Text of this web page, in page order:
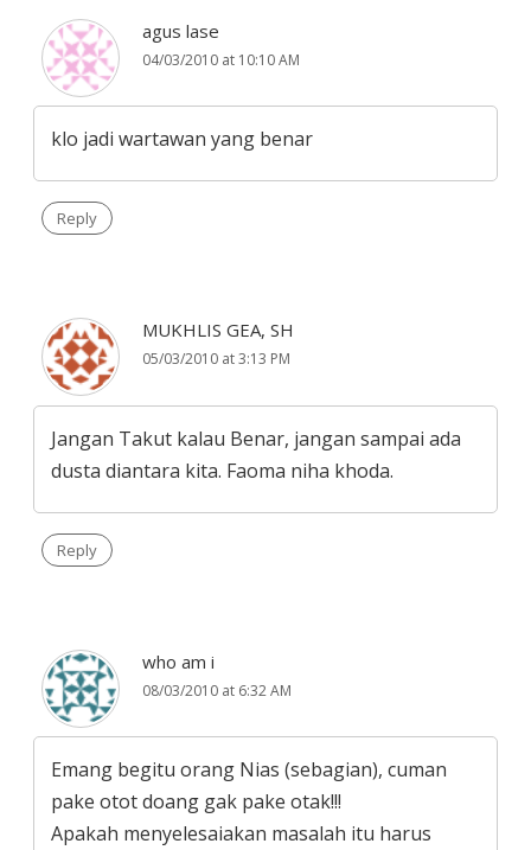
agus lase
04/03/2010 at 10:10 AM
klo jadi wartawan yang benar
Reply
MUKHLIS GEA, SH
05/03/2010 at 3:13 PM
Jangan Takut kalau Benar, jangan sampai ada
dusta diantara kita. Faoma niha khoda.
Reply
who am i
08/03/2010 at 6:32 AM
Emang begitu orang Nias (sebagian), cuman
pake otot doang gak pake otak!!!
Apakah menyelesaiakan masalah itu harus